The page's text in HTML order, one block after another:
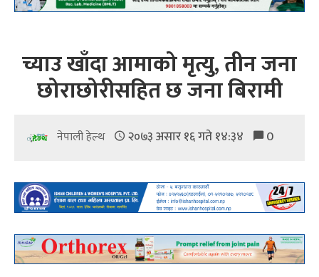
च्याउ खाँदा आमाको मृत्यु, तीन जना
छोराछोरीसहित छ जना बिरामी
नेपाली हेल्थ २०७३ असार १६ गते १४:३४ 0